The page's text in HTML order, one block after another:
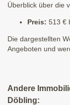
Überblick über die
Preis: 513 €
Die dargestellten
Angeboten und
Andere
Döbling: